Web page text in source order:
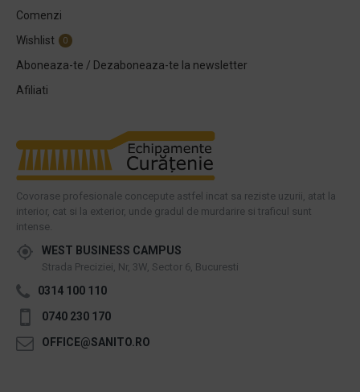
Comenzi
Wishlist
0
Aboneaza-te / Dezaboneaza-te la newsletter
Afiliati
Covorase profesionale concepute astfel incat sa reziste uzurii, atat la
interior, cat si la exterior, unde gradul de murdarire si traficul sunt
intense.
WEST BUSINESS CAMPUS
Strada Preciziei, Nr, 3W, Sector 6, Bucuresti
0314 100 110
0740 230 170
OFFICE@SANITO.RO